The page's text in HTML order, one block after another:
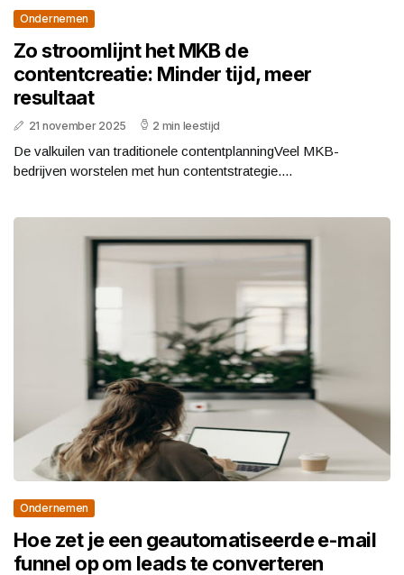
Ondernemen
Zo stroomlijnt het MKB de
contentcreatie: Minder tijd, meer
resultaat
21 november 2025 2 min leestijd
De valkuilen van traditionele contentplanningVeel MKB-
bedrijven worstelen met hun contentstrategie....
Ondernemen
Hoe zet je een geautomatiseerde e-mail
funnel op om leads te converteren